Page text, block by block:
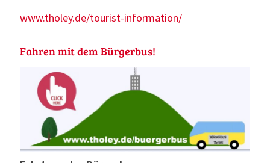
www.tholey.de/tourist-information/
Fahren mit dem Bürgerbus!